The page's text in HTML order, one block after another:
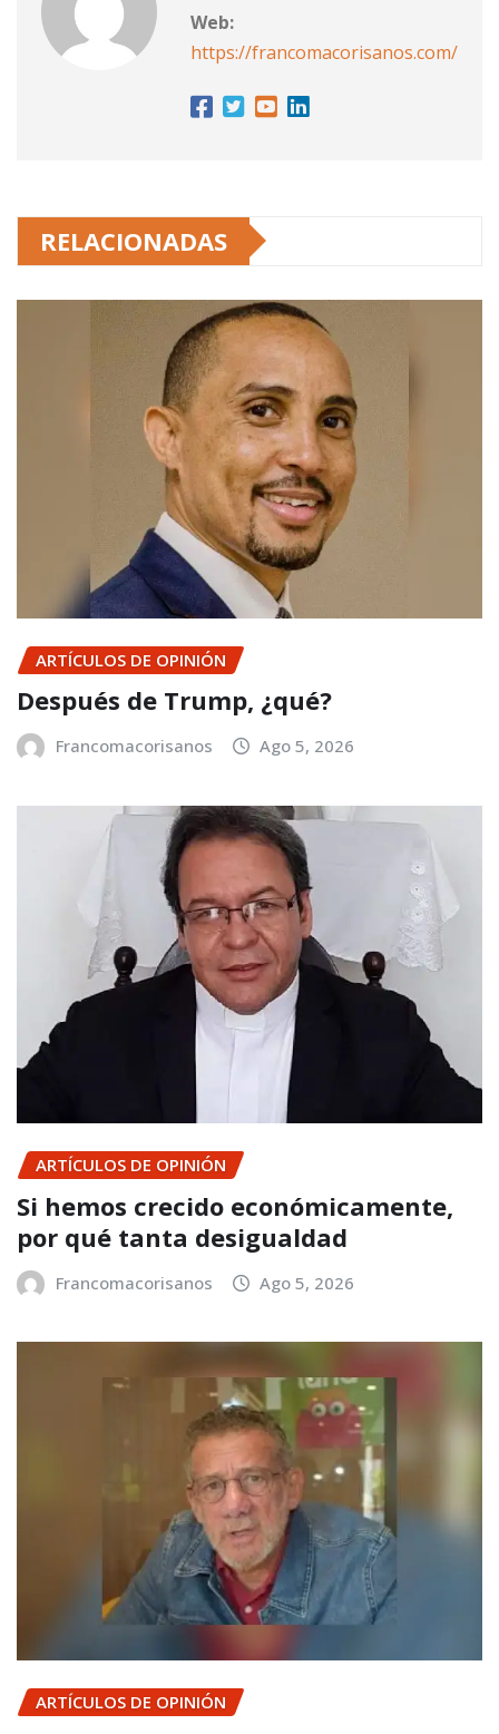
Web:
https://francomacorisanos.com/
RELACIONADAS
ARTÍCULOS DE OPINIÓN
Después de Trump, ¿qué?
Francomacorisanos Ago 5, 2026
ARTÍCULOS DE OPINIÓN
Si hemos crecido económicamente,
por qué tanta desigualdad
Francomacorisanos Ago 5, 2026
ARTÍCULOS DE OPINIÓN